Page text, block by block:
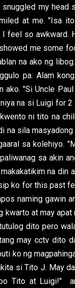
my head
at me. "Isa
feel so awkward.
me some
na ako ng
pa. Alam
"Si Uncle
na si Luigi for
ni tito na
na sila
sa kolehiyo.
sa akin
na
ko for this past
naming gawin
kwarto at may
dito pero
may cctv dito
ko ng
si Tito J. May
Tito at Luigi!"